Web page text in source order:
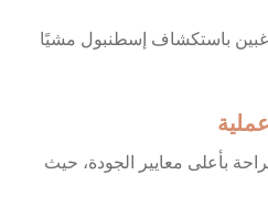
باستكشاف إسطنبول مشيًا
بأعلى معايير الجودة، حيث